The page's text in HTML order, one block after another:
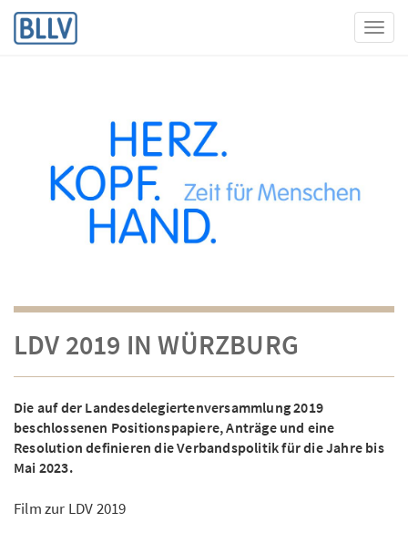
LDV 2019 IN WÜRZBURG
Die auf der Landesdelegiertenversammlung 2019
beschlossenen Positionspapiere, Anträge und eine
Resolution definieren die Verbandspolitik für die Jahre bis
Mai 2023.
Film zur LDV 2019